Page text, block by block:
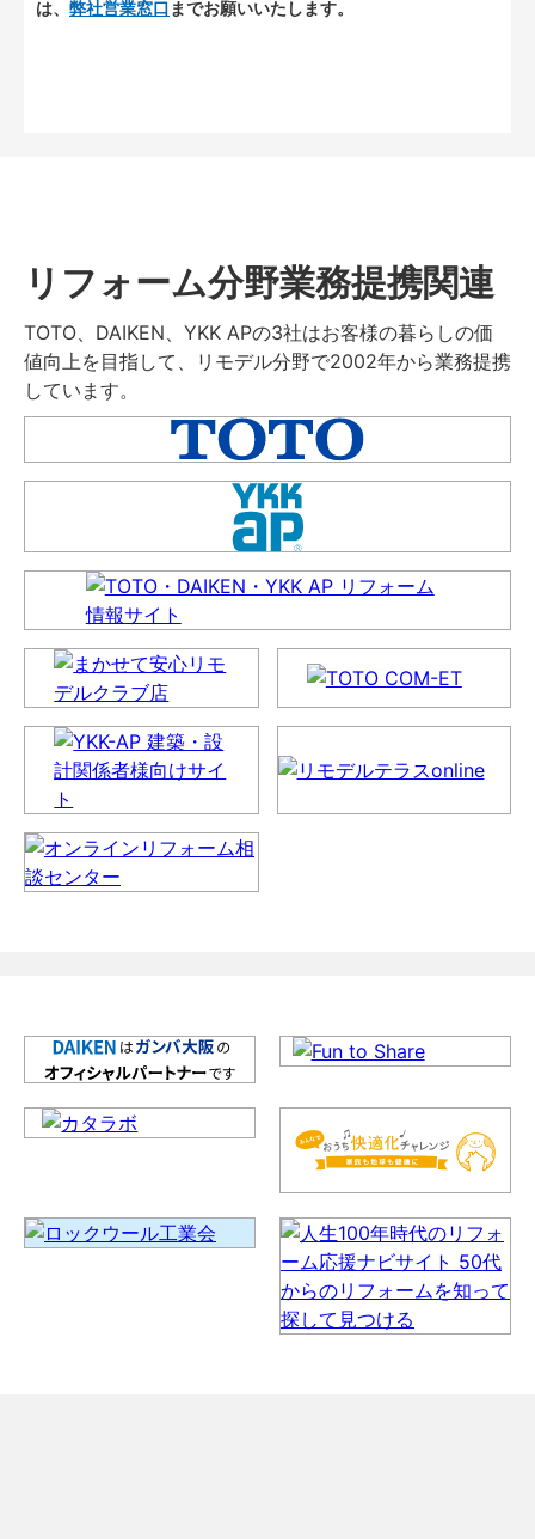
は、 弊社営業窓口 までお願いいたします。
リフォーム分野業務提携関連
TOTO、DAIKEN、YKK APの3社はお客様の暮らしの価
値向上を目指して、リモデル分野で2002年から業務提携
しています。